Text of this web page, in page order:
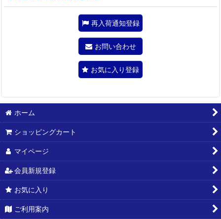
再入荷通知登録
お問い合わせ
お気に入り登録
ホーム
ショッピングカート
マイページ
会員新規登録
お気に入り
ご利用案内